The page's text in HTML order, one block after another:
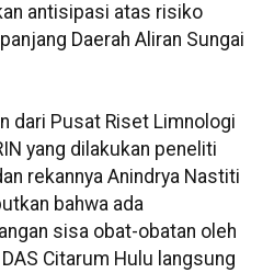
antisipasi atas risiko
Daerah Aliran Sungai
dari Pusat Riset Limnologi
yang dilakukan peneliti
rekannya Anindrya Nastiti
bahwa ada
sisa obat-obatan oleh
Citarum Hulu langsung